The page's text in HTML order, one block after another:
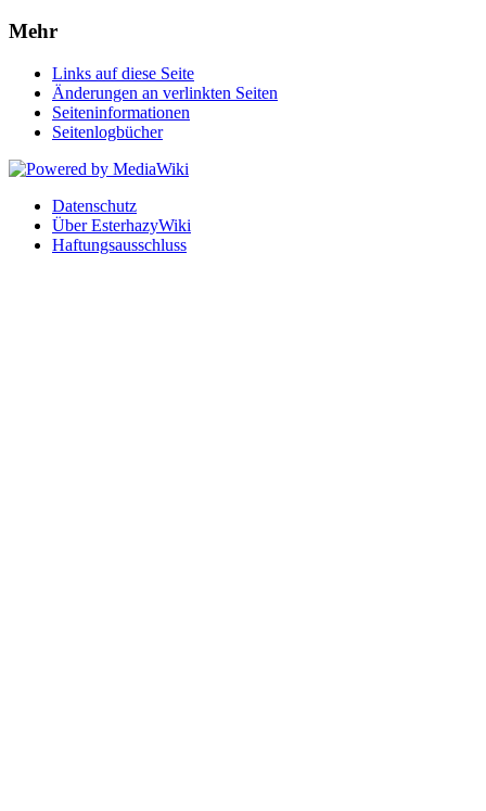
Mehr
Links auf diese Seite
Änderungen an verlinkten Seiten
Seiten­informationen
Seitenlogbücher
Datenschutz
Über EsterhazyWiki
Haftungsausschluss